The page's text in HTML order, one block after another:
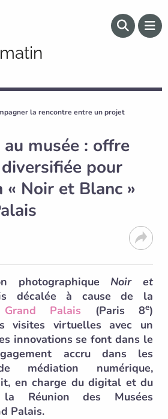
matin
la rencontre entre un projet
musée : offre
pour
« Noir et Blanc »
photographique Noir et
décalée à cause de la
Grand Palais (Paris 8e)
visites virtuelles avec un
innovations se font dans le
accru dans les
médiation numérique,
en charge du digital et du
Réunion des Musées
Palais.